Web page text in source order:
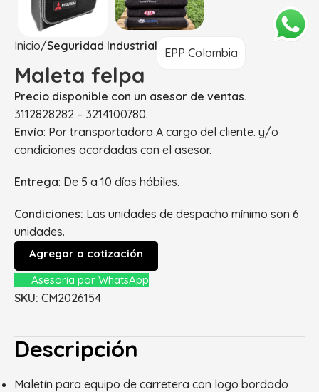
Inicio Seguridad Industrial EPP Colombia
Maleta felpa
Precio disponible con un asesor de ventas.
3112828282 – 3214100780.
Envío: Por transportadora A cargo del cliente. y/o
condiciones acordadas con el asesor.
Entrega: De 5 a 10 días hábiles.
Condiciones: Las unidades de despacho mínimo son 6
unidades.
Agregar a cotización
Asesoría por WhatsApp
SKU: CM2026154
Descripción
Maletín para equipo de carretera con logo bordado